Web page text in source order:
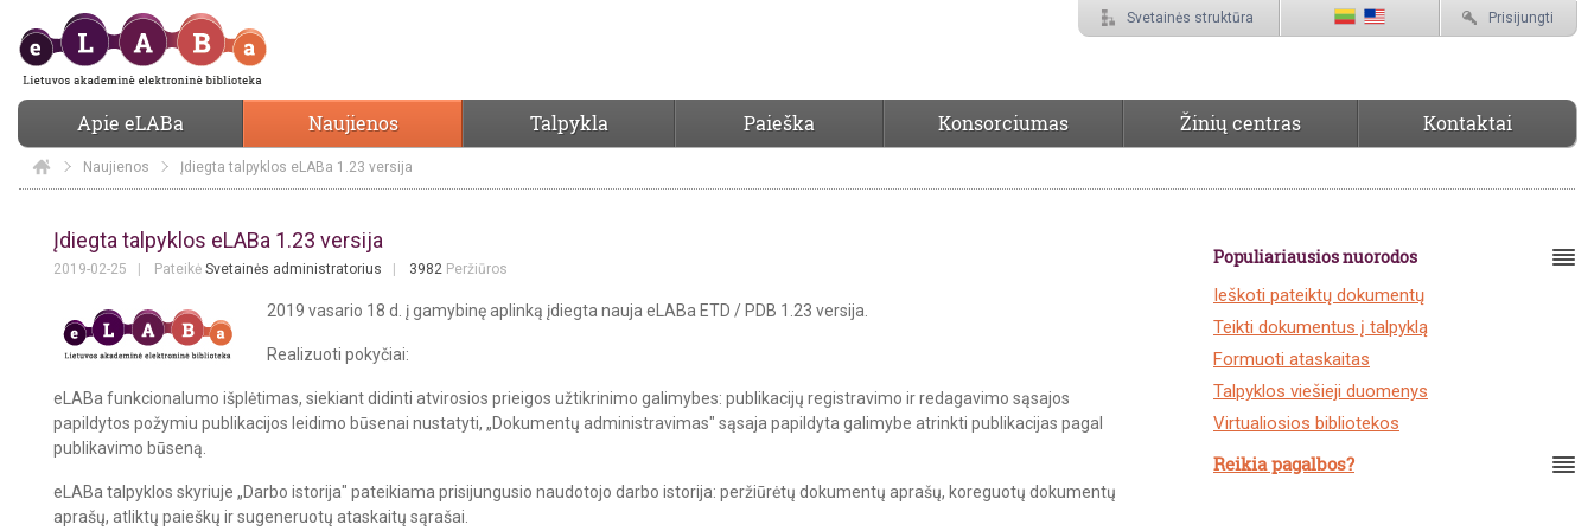
Svetainės struktūra Prisijungti
Apie eLABa Naujienos Talpykla Paieška Konsorciumas Žinių centras Kontaktai
Elaba
Naujienos Įdiegta talpyklos eLABa 1.23 versija
Įdiegta talpyklos eLABa 1.23 versija
2019-02-25 Pateikė Svetainės administratorius 3982 Peržiūros
2019 vasario 18 d. į gamybinę aplinką įdiegta nauja eLABa ETD / PDB 1.23 versija.
Realizuoti pokyčiai:
eLABa funkcionalumo išplėtimas, siekiant didinti atvirosios prieigos užtikrinimo galimybes: publikacijų registravimo ir redagavimo sąsajos
papildytos požymiu publikacijos leidimo būsenai nustatyti, „Dokumentų administravimas" sąsaja papildyta galimybe atrinkti publikacijas pagal
publikavimo būseną.
eLABa talpyklos skyriuje „Darbo istorija" pateikiama prisijungusio naudotojo darbo istorija: peržiūrėtų dokumentų aprašų, koreguotų dokumentų
aprašų, atliktų paieškų ir sugeneruotų ataskaitų sąrašai.
Populiariausios nuorodos
Ieškoti pateiktų dokumentų
Teikti dokumentus į talpyklą
Formuoti ataskaitas
Talpyklos viešieji duomenys
Virtualiosios bibliotekos
Reikia pagalbos?